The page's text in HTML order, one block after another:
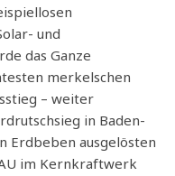
und
das Ganze
merkelschen
– weiter
in Baden-
Erdbeben ausgelösten
im Kernkraftwerk